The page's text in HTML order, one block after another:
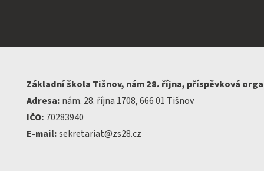
Základní škola Tišnov, nám 28. října, příspěvková
Adresa: nám. 28. října 1708, 666 01 Tišnov
IČO: 70283940
E-mail:sekretariat@zs28.cz